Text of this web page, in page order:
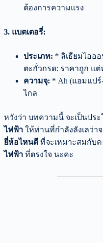
ต้องการความแรง
3. แบตเตอรี่:
ประเภท: * ลิเธียมไออ
ตะกั่วกรด: ราคาถูก แ
ความจุ: * Ah (แอมแป
ไกล
หวังว่า บทความนี้ จะเป็นปร
ไฟฟ้า ให้ท่านที่กำลังลังเลว่า
ยี่ห้อไหนดี ที่จะเหมาะสมกับ
ไฟฟ้า ที่ตรงใจ นะคะ